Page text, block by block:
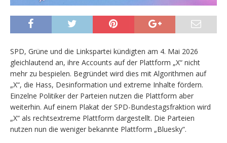
SPD, Grüne und die Linkspartei kündigten am 4. Mai 2026
gleichlautend an, ihre Accounts auf der Plattform „X“ nicht
mehr zu bespielen. Begründet wird dies mit Algorithmen auf
„X“, die Hass, Desinformation und extreme Inhalte fördern.
Einzelne Politiker der Parteien nutzen die Plattform aber
weiterhin. Auf einem Plakat der SPD-Bundestagsfraktion wird
„X“ als rechtsextreme Plattform dargestellt. Die Parteien
nutzen nun die weniger bekannte Plattform „Bluesky“.